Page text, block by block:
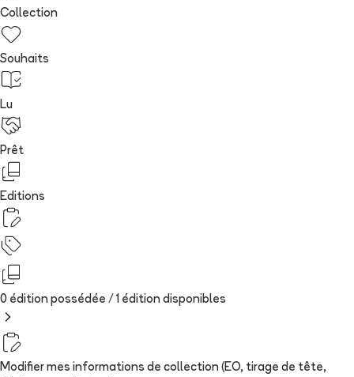
Collection
Souhaits
Lu
Prêt
Editions
0 édition possédée / 1 édition disponibles
Modifier mes informations de collection (EO, tirage de tête,